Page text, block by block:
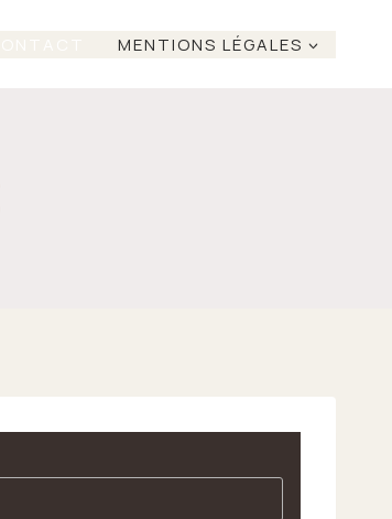
MENTIONS LÉGALES